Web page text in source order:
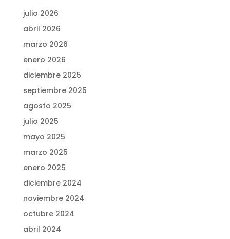
julio 2026
abril 2026
marzo 2026
enero 2026
diciembre 2025
septiembre 2025
agosto 2025
julio 2025
mayo 2025
marzo 2025
enero 2025
diciembre 2024
noviembre 2024
octubre 2024
abril 2024